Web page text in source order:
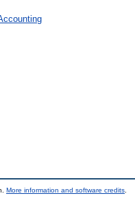
More information and software credits